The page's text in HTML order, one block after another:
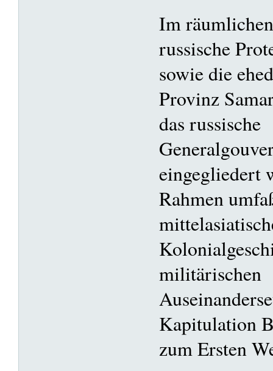
Im
russische
sowie die
Provinz
das russische
eingegliedert
Rahmen
militärischen
Kapitulation
zum Ersten